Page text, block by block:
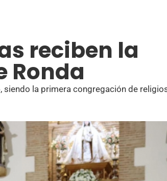
reciben la
Ronda
la primera congregación de